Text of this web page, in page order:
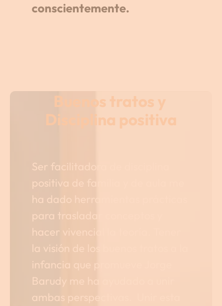
conscientemente.
Buenos tratos y
Disciplina positiva
Ser facilitadora de disciplina
positiva de familia y de aula me
ha dado herramientas prácticas
para trasladar conceptos y
hacer vivencial la teoría. Tener
la visión de los buenos tratos a la
infancia que promueve Jorge
Barudy me ha ayudado a unir
ambas perspectivas. Unir esta